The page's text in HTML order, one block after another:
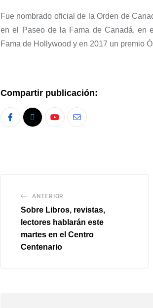
Fue nombrado oficial de la Orden de
en el Paseo de la Fama de Canadá​, en
Fama de Hollywood y en 2017 un premio
Compartir publicación:
ANTERIOR
Sobre Libros, revistas,
lectores hablarán este
martes en el Centro
Centenario